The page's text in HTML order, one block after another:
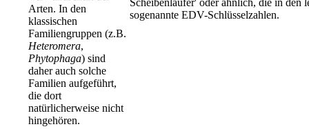
Arten. In den
klassischen
Familiengruppen (z.B.
Heteromera,
Phytophaga) sind
daher auch solche
Familien aufgeführt,
die dort
natürlicherweise nicht
hingehören.
Scheibenläufer' oder ähnlich, die in den
sogenannte EDV-Schlüsselzahlen.